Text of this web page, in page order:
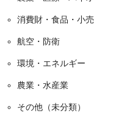
消費財・食品・小売
航空・防衛
環境・エネルギー
農業・水産業
その他（未分類）